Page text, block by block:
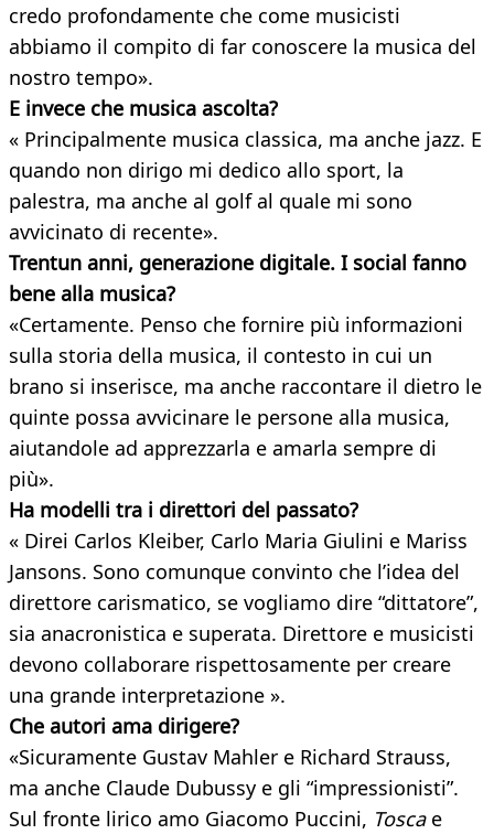
credo profondamente che come musicisti
abbiamo il compito di far conoscere la musica del
nostro tempo».
E invece che musica ascolta?
« Principalmente musica classica, ma anche jazz. E
quando non dirigo mi dedico allo sport, la
palestra, ma anche al golf al quale mi sono
avvicinato di recente».
Trentun anni, generazione digitale. I social fanno
bene alla musica?
«Certamente. Penso che fornire più informazioni
sulla storia della musica, il contesto in cui un
brano si inserisce, ma anche raccontare il dietro le
quinte possa avvicinare le persone alla musica,
aiutandole ad apprezzarla e amarla sempre di
più».
Ha modelli tra i direttori del passato?
« Direi Carlos Kleiber, Carlo Maria Giulini e Mariss
Jansons. Sono comunque convinto che l’idea del
direttore carismatico, se vogliamo dire “dittatore”,
sia anacronistica e superata. Direttore e musicisti
devono collaborare rispettosamente per creare
una grande interpretazione ».
Che autori ama dirigere?
«Sicuramente Gustav Mahler e Richard Strauss,
ma anche Claude Dubussy e gli “impressionisti”.
Sul fronte lirico amo Giacomo Puccini, Toscae